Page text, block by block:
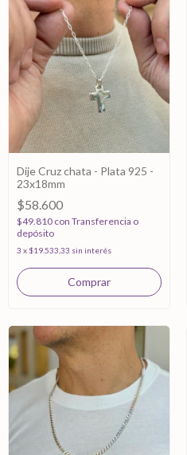
Dije Cruz chata - Plata 925 -
23x18mm
$58.600
$49.810 con Transferencia o
depósito
3 x $19.533,33 sin interés